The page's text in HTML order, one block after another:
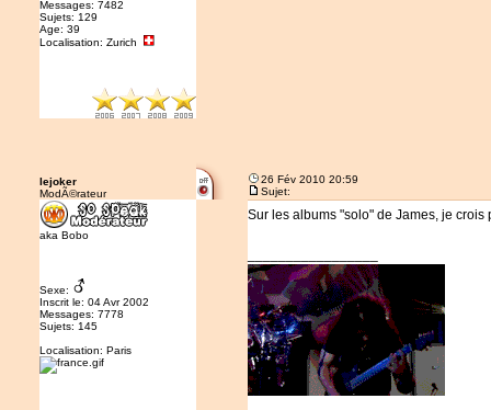
Messages: 7482
Sujets: 129
Age: 39
Localisation: Zurich
lejoker
ModÃ©rateur
aka Bobo
Sexe:
Inscrit le: 04 Avr 2002
Messages: 7778
Sujets: 145
Localisation: Paris
26 Fév 2010 20:59
Sujet:
Sur les albums "solo" de James, je